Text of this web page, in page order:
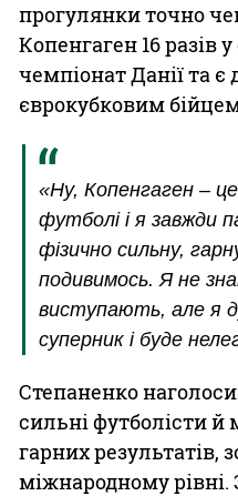
прогулянки точно
Копенгаген 16 разів у
чемпіонат Данії та
єврокубковим
«Ну, Копенгаген –
футболі і я завжди
фізично сильну,
подивимось. Я не
виступають, але я
суперник і буде
Степаненко
сильні футболісти
гарних результатів,
міжнародному рівні.